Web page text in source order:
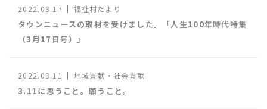
2022.03.17 福祉村だより
タウンニュースの取材を受けました。「人生100年時代特集
（3月17日号）」
2022.03.11 地域貢献・社会貢献
3.11に思うこと。願うこと。